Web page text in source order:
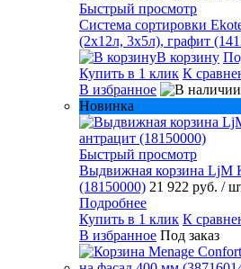
Быстрый просмотр
Система сортировки
(2х12л, 3х5л), графит
В корзину
Купить в 1 клик К
В избранное
Новинка
Быстрый просмотр
Выдвижная корзина LjM
(18150000) 21 922 руб. /
Подробнее
Купить в 1 клик К
В избранное Под заказ